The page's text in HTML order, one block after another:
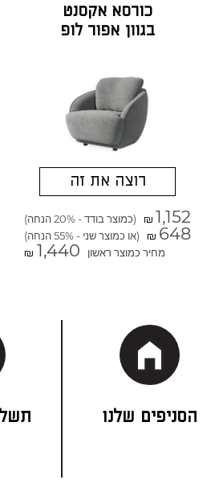
כורסא אקסנט
בגוון אפור לופ
רוצה את זה
₪ 1,152 (כמוצר בודד - 20% הנחה)
₪ 648
(או כמוצר שני - 55% הנחה)
מחיר כמוצר ראשון
₪ 1,440
הסניפים שלנו